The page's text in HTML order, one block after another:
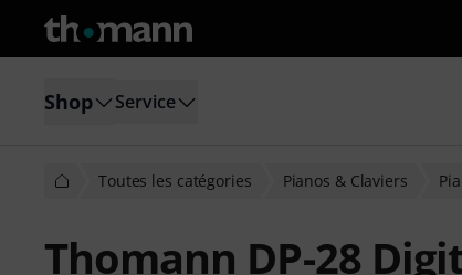
Shop Service
Toutes les catégories Pianos & Claviers
Thomann DP-28